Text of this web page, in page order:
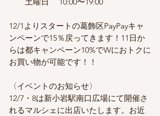
12/1よりスタートの葛飾区PayPayキャ
ンペーンで15％戻ってきます！11日か
らは都キャンペーン10%でWにおトクに
お買い物が可能です！！
〈イベントのお知らせ〉
12/7・8は新小岩駅南口広場にて開催さ
れるマルシェに出店いたします。お近